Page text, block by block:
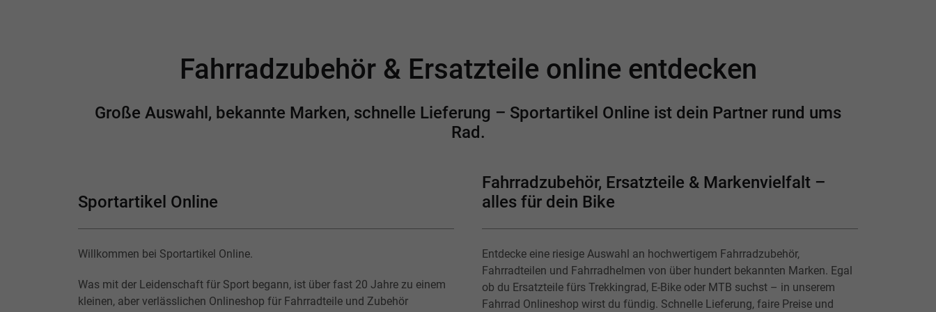
Fahrradzubehör & Ersatzteile online entdecken
Große Auswahl, bekannte Marken, schnelle Lieferung – Sportartikel Online ist dein Partner rund ums
Rad.
Sportartikel Online
Willkommen bei Sportartikel Online.
Was mit der Leidenschaft für Sport begann, ist über fast 20 Jahre zu einem
kleinen, aber verlässlichen Onlineshop für Fahrradteile und Zubehör
Fahrradzubehör, Ersatzteile & Markenvielfalt –
alles für dein Bike
Entdecke eine riesige Auswahl an hochwertigem Fahrradzubehör,
Fahrradteilen und Fahrradhelmen von über hundert bekannten Marken. Egal
ob du Ersatzteile fürs Trekkingrad, E-Bike oder MTB suchst – in unserem
Fahrrad Onlineshop wirst du fündig. Schnelle Lieferung, faire Preise und